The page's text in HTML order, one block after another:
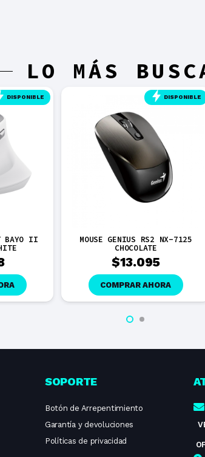
LO MÁS
DISPONIBLE
BAYO II
DISPONIBLE
MOUSE GENIUS RS2 NX-7125
CHOCOLATE
$13.095
COMPRAR AHORA
SOPORTE
Botón de Arrepentimiento
Garantía y devoluciones
Políticas de privacidad